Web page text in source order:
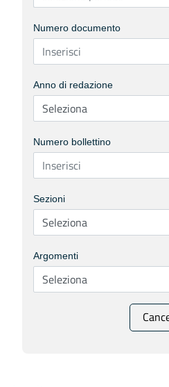
Numero documento
Anno di redazione
Numero bollettino
Sezioni
Argomenti